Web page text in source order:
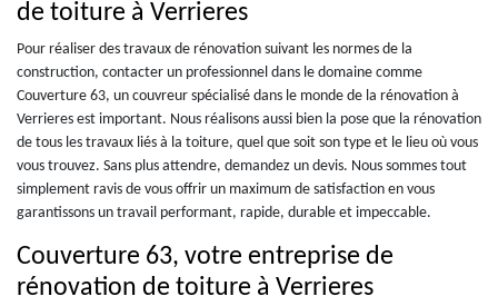
de toiture à Verrieres
Pour réaliser des travaux de rénovation suivant les normes de la
construction, contacter un professionnel dans le domaine comme
Couverture 63, un couvreur spécialisé dans le monde de la rénovation à
Verrieres est important. Nous réalisons aussi bien la pose que la rénovation
de tous les travaux liés à la toiture, quel que soit son type et le lieu où vous
vous trouvez. Sans plus attendre, demandez un devis. Nous sommes tout
simplement ravis de vous offrir un maximum de satisfaction en vous
garantissons un travail performant, rapide, durable et impeccable.
Couverture 63, votre entreprise de
rénovation de toiture à Verrieres